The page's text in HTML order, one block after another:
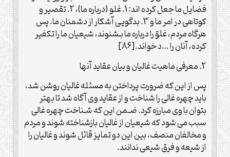
فضایل ما جعل کرده اند: 1. غلو (درباره ما)، 2. تقصیر و
کوتاهی در امر ما و 3. بدگویی آشکار از دشمنان ما. پس
هرگاه مردم، غلوّ را درباره ما بـشنوند، شیعیان ما را تکفیر
کرده، آنان را …د خواند.[86]
2. معرفی ماهیت غالیان و بیان عقاید آنها
پس از این که ضرورت پرداختن به مسئله غالیان روشن شد،
باید چهره غالی را شناخت و از عقاید وی آگاه شد تا بهتر
بتوان با وی مبارزه کرد. ضـمن این که شـناخت چهره غالی
سبب می شود که شیعیان از غالیان بازشناخته شوند و مردم
و مخالفان منصف، بین این دو تمایز قائل شوند و غالیان را
از شیعه و فرق شیعی ندانند.